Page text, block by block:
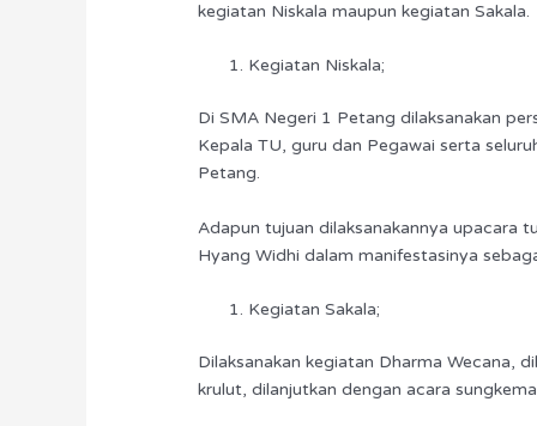
kegiatan Niskala maupun kegiatan Sakala.
Kegiatan Niskala;
Di SMA Negeri 1 Petang dilaksanakan
Kepala TU, guru dan Pegawai serta
Petang.
Adapun tujuan dilaksanakannya upacara
Hyang Widhi dalam manifestasinya
Kegiatan Sakala;
Dilaksanakan kegiatan Dharma Wecana,
krulut, dilanjutkan dengan acara